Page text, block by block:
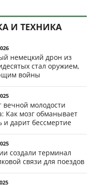
И ТЕХНИКА
немецкий дрон из
стал оружием,
войны
вечной молодости
Как мозг обманывает
и дарит бессмертие
создали терминал
связи для поездов